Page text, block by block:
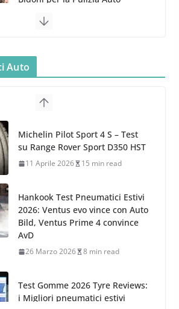
5 Maggio 2022 2 min read
Car Care
26 Marzo 2025 2 min read
Azoto
26 Marzo 2025 2 min read
Auto
Hankook Test Pneumatici Estivi
2026: Ventus evo vince con Auto
Bild, Ventus Prime 4 convince
Test Gomme 2026 Tyre Reviews:
i Migliori pneumatici estivi
sportivi a confronto
Pirelli Cinturato 2026: due